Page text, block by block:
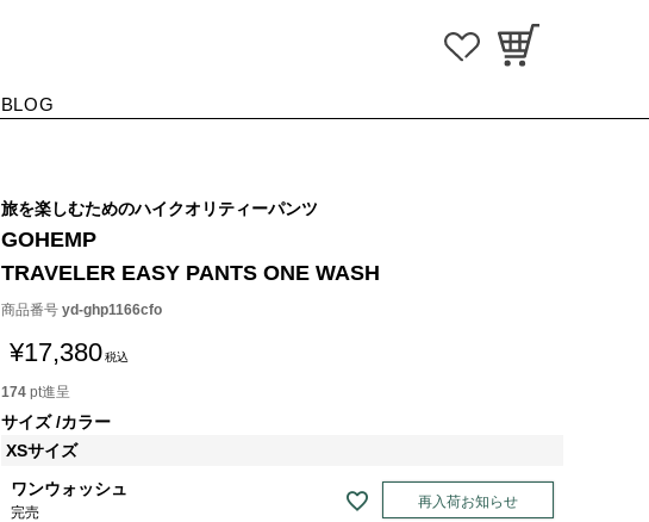
BLOG
旅を楽しむためのハイクオリティーパンツ
GOHEMP
TRAVELER EASY PANTS ONE WASH
商品番号 yd-ghp1166cfo
¥17,380税込
174 pt進呈
サイズ カラー
XSサイズ
ワンウォッシュ
完売
再入荷お知らせ